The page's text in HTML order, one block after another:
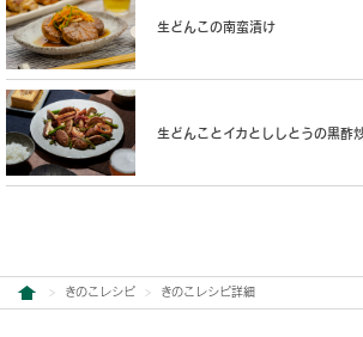
生どんこの南蛮漬け
生どんことイカとししとうの黒酢
きのこレシピ きのこレシピ詳細